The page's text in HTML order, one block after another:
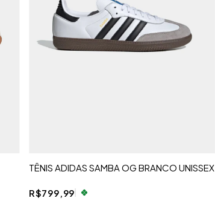
TÊNIS ADIDAS SAMBA OG BRANCO UNISSEX
R$799,99